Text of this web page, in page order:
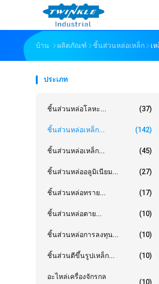
บ้าน ผลิตภัณฑ์ ชิ้นส่วนหล่อเหล็ก เ
ประเภท
ชิ้นส่วนหล่อโลหะ... (37)
ชิ้นส่วนหล่อเหล็ก... (142)
ชิ้นส่วนหล่อเหล็ก... (45)
ชิ้นส่วนหล่ออลูมิเนียม... (27)
ชิ้นส่วนหล่อทราย... (17)
ชิ้นส่วนหล่อตาย... (10)
ชิ้นส่วนหล่อการลงทุน... (10)
ชิ้นส่วนตีขึ้นรูปเหล็ก... (10)
อะไหล่เครื่องจักรกล
(10)